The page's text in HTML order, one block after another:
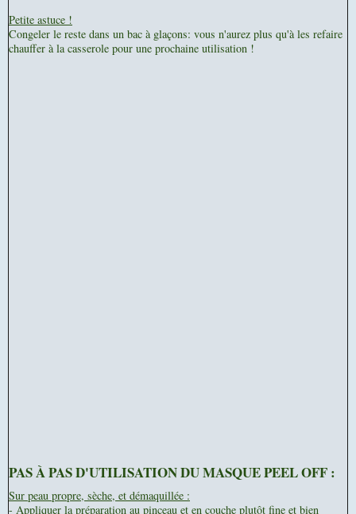
Petite astuce !
Congeler le reste dans un bac à glaçons: vous n'aurez plus qu'à les refaire
chauffer à la casserole pour une prochaine utilisation !
PAS À PAS D'UTILISATION DU MASQUE PEEL OFF :
Sur peau propre, sèche, et démaquillée :
- Appliquer la préparation au pinceau et en couche plutôt fine et bien